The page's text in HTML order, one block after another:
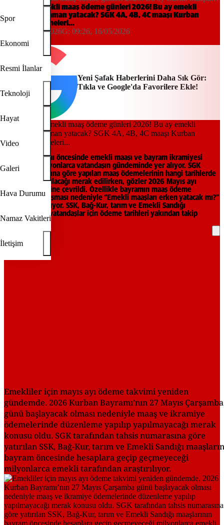
Spor
Ekonomi
Resmi İlanlar
Teknoloji
Hayat
Video
Galeri
Hava Durumu
Namaz Vakitleri
İletişim
ne zaman yatacak? SGK 4A, 4B, 4C maaşı Kurban Bayramı
ödemeleri...
Mayıs ayı emekli maaş ödeme günleri 2026! Bu ay emekli
maaşları ne zaman yatacak? SGK 4A, 4B, 4C maaşı Kurban
Bayramı ödemeleri...
09:26, 16/05/2026G: 09:26, 16/05/2026
Yeni Şafak
Yeni Şafak Haberlerini Daha Sık Gör:
Tıkla ve Google'da Favorilere Ekle!
Kurban Bayramı öncesinde emekli maaşı ve bayram ikramiyesi
ödemeleri milyonlarca vatandaşın gündeminde yer alıyor. SGK
tahsis numarasına göre yapılan maaş ödemelerinin hangi tarihlerde
hesaplara yatırılacağı merak edilirken, gözler 2026 Mayıs ayı
ödeme takvimine çevrildi. Özellikle bayramın maaş ödeme
günleriyle çakışması nedeniyle “Emekli maaşları erken yatacak mı?”
sorusu araştırılıyor. SSK, Bağ-Kur, tarım ve Emekli Sandığı
kapsamındaki vatandaşlar için ödeme tarihleri yakından takip
ediliyor.
REKLAM
Emekliler için mayıs ayı ödeme takvimi yeniden
gündemde. 2026 Kurban Bayramı’nın 27 Mayıs Çarşamba
günü başlayacak olması nedeniyle maaş ve ikramiye
ödemelerinde düzenleme yapılıp yapılmayacağı merak
konusu oldu. SGK tarafından tahsis numarasına göre
yatırılan SSK, Bağ-Kur, tarım ve Emekli Sandığı
bayram öncesinde hesaplara geçip geçmeyeceği
milyonlarca emekli tarafından araştırılıyor.